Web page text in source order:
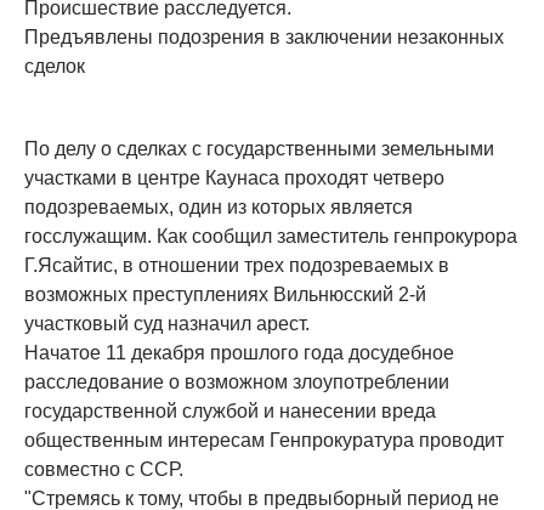
Происшествие расследуется.
Предъявлены подозрения в заключении незаконных
сделок
По делу о сделках с государственными земельными
участками в центре Каунаса проходят четверо
подозреваемых, один из которых является
госслужащим. Как сообщил заместитель генпрокурора
Г.Ясайтис, в отношении трех подозреваемых в
возможных преступлениях Вильнюсский 2-й
участковый суд назначил арест.
Начатое 11 декабря прошлого года досудебное
расследование о возможном злоупотреблении
государственной службой и нанесении вреда
общественным интересам Генпрокуратура проводит
совместно с ССР.
"Стремясь к тому, чтобы в предвыборный период не